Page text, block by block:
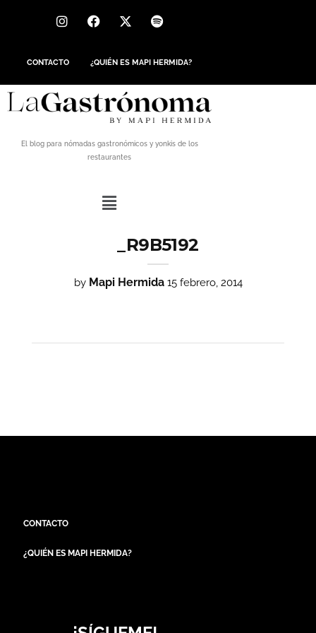
CONTACTO ¿QUIÉN ES MAPI HERMIDA?
El blog para nómadas gastronómicos y yonkis de los
restaurantes
_R9B5192
by Mapi Hermida 15 febrero, 2014
CONTACTO
¿QUIÉN ES MAPI HERMIDA?